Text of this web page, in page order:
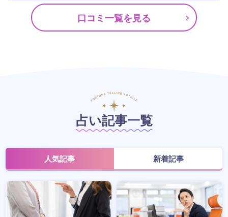
口コミ一覧を見る
占い記事一覧
人気記事 新着記事